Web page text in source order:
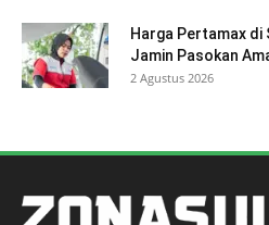
Harga Pertamax
Jamin Pasokan
2 Agustus 2026